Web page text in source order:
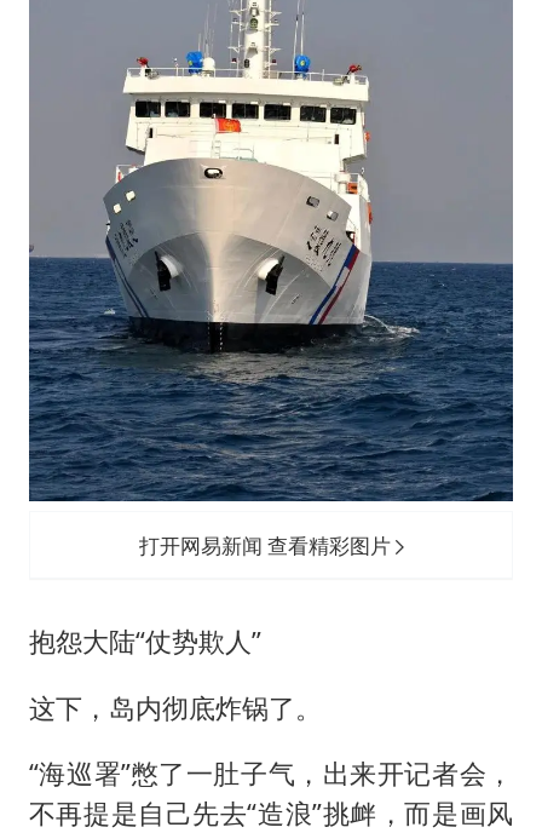
打开网易新闻 查看精彩图片
抱怨大陆“仗势欺人”
这下，岛内彻底炸锅了。
“海巡署”憋了一肚子气，出来开记者会，
不再提是自己先去“造浪”挑衅，而是画风